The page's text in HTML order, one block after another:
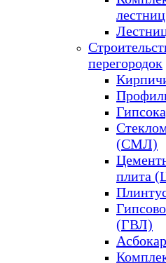
лестниц
перегородок
(СМЛ)
плита
(ГВЛ)